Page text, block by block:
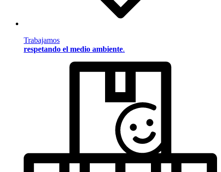
Trabajamos
respetando el medio ambiente.